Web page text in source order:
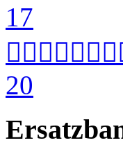
17

20